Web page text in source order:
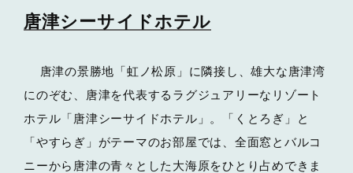
唐津シーサイドホテル
唐津の景勝地「虹ノ松原」に隣接し、雄大な唐津湾
にのぞむ、唐津を代表するラグジュアリーなリゾート
ホテル「唐津シーサイドホテル」。「くとろぎ」と
「やすらぎ」がテーマのお部屋では、全面窓とバルコ
ニーから唐津の青々とした大海原をひとり占めできま